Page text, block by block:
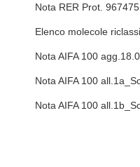
Nota RER Prot.
Elenco molecole
Nota AIFA 100
Nota AIFA 100
Nota AIFA 100